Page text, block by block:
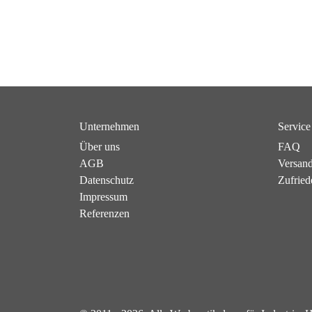
Unternehmen
Über uns
AGB
Datenschutz
Impressum
Referenzen
FAQ